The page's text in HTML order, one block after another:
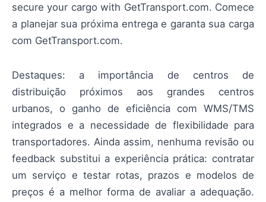
secure your cargo with GetTransport.com. Comece
a planejar sua próxima entrega e garanta sua carga
com GetTransport.com.
Destaques: a importância de centros de
distribuição próximos aos grandes centros
urbanos, o ganho de eficiência com WMS/TMS
integrados e a necessidade de flexibilidade para
transportadores. Ainda assim, nenhuma revisão ou
feedback substitui a experiência prática: contratar
um serviço e testar rotas, prazos e modelos de
preços é a melhor forma de avaliar a adequação.